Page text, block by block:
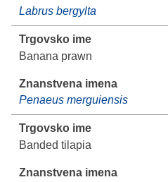
Labrus bergylta
Banana prawn
Penaeus merguiensis
Banded tilapia